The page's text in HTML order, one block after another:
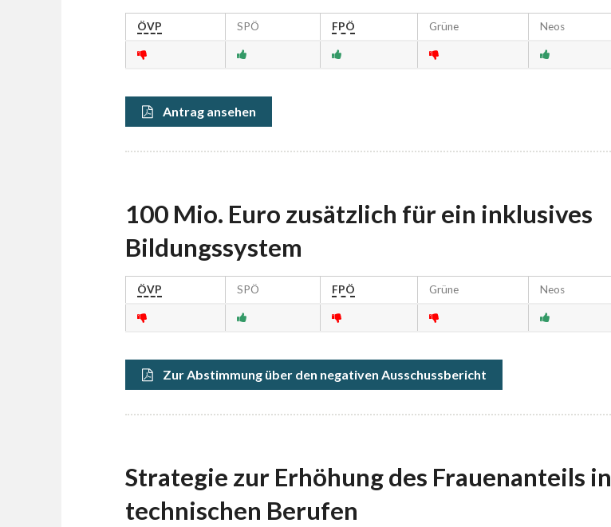
ÖVP SPÖ FPÖ Grüne Neos
Antrag ansehen
100 Mio. Euro zusätzlich für ein inklusives
Bildungssystem
ÖVP SPÖ FPÖ Grüne Neos
Zur Abstimmung über den negativen Ausschussbericht
Strategie zur Erhöhung des Frauenanteils in
technischen Berufen